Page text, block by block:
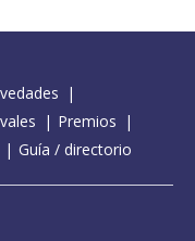
Premios
Guía / directorio